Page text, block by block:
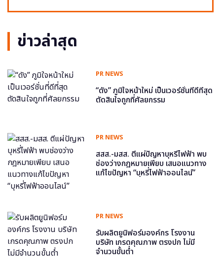
ข่าวล่าสุด
PR NEWS
“ดัง” ภูมิใจหน้าใหม่ เป็นเวอร์ชั่นที่ดีที่สุด
ตัดสินใจถูกที่ศัลยกรรม
PR NEWS
สสส.-มสส. ตีแผ่ปัญหาบุหรี่ไฟฟ้า พบ
ช่องว่างกฎหมายเพียบ เสนอแนวทาง
แก้ไขปัญหา “บุหรี่ไฟฟ้าออนไลน์”
PR NEWS
รับผลิตยูนิฟอร์มองค์กร โรงงาน
บริษัท เกรดคุณภาพ ตรงปก ไม่มี
จำนวนขั้นต่ำ